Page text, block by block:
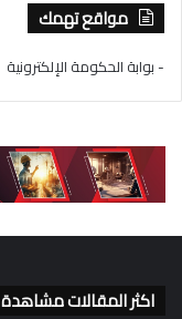
مواقع تهمك
- بوابة الحكومة الإلكترونية
اكثر المقالات مشاهدة